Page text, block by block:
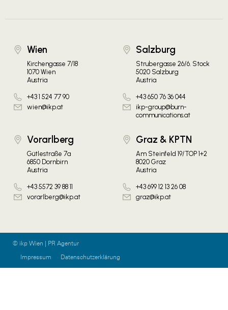
Wien
Kirchengasse 7/18
1070 Wien
Austria
+43 1 524 77 90
wien@ikp.at
Salzburg
Strubergasse 26/6. Stock
5020 Salzburg
Austria
+43 650 76 36 044
ikp-group@burn-
communications.at
Vorarlberg
Gütlestraße 7a
6850 Dornbirn
Austria
+43 5572 39 88 11
vorarlberg@ikp.at
Graz & KPTN
Am Steinfeld 19/TOP 1+2
8020 Graz
Austria
+43 699 12 13 26 08
graz@ikp.at
© ikp Wien | PR Agentur
Impressum
Datenschutzerklärung